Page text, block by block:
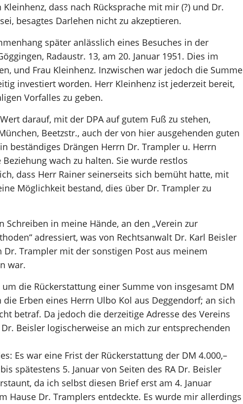
dass nach Rücksprache mit mir (?) und Dr.
besagtes Darlehen nicht zu akzeptieren.
später anlässlich eines Besuches in der
Radaustr. 13, am 20. Januar 1951. Dies im
und Frau Kleinhenz. Inzwischen war jedoch die Summe
investiert worden. Herr Kleinhenz ist jederzeit bereit,
Vorfalles zu geben.
darauf, mit der DPA auf gutem Fuß zu stehen,
Beetzstr., auch der von hier ausgehenden guten
beständiges Drängen Herrn Dr. Trampler u. Herrn
wach zu halten. Sie wurde restlos
dass Herr Rainer seinerseits sich bemüht hatte, mit
Möglichkeit bestand, dies über Dr. Trampler zu
in meine Hände, an den „Verein zur
adressiert, was von Rechtsanwalt Dr. Karl Beisler
Trampler mit der sonstigen Post aus meinem
war.
die Rückerstattung einer Summe von insgesamt DM
die Erben eines Herrn Ulbo Kol aus Deggendorf; an sich
betraf. Da jedoch die derzeitige Adresse des Vereins
Beisler logischerweise an mich zur entsprechenden
Es war eine Frist der Rückerstattung der DM 4.000,–
spätestens 5. Januar von Seiten des RA Dr. Beisler
da ich selbst diesen Brief erst am 4. Januar
Hause Dr. Tramplers entdeckte. Es wurde mir allerdings